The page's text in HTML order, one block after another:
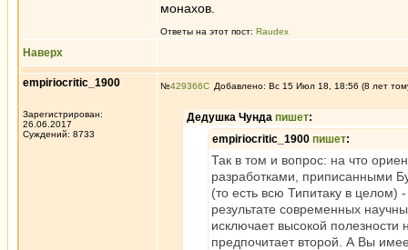
монахов.
Ответы на этот пост: Raudex
Наверх
empiriocritic_1900
Зарегистрирован:
26.06.2017
Суждений: 8733
№429366 Добавлено: Вс 15 Июл 18, 18:56 (8 лет
Дедушка Чунда пишет:
empiriocritic_1900 пишет:
Так в том и вопрос: на что
разработками, приписанными
(то есть всю Типитаку в целом)
результате современных
исключает высокой полезности
предпочитает второй. А Вы